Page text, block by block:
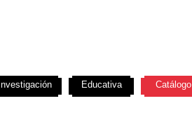
Investigación Educativa Catálogo